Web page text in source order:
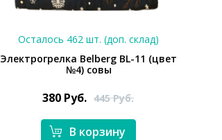
Осталось 462 шт. (доп. склад)
Электрогрелка Belberg BL-11 (цвет
№4) совы
380 Руб. 445Руб.
В корзину